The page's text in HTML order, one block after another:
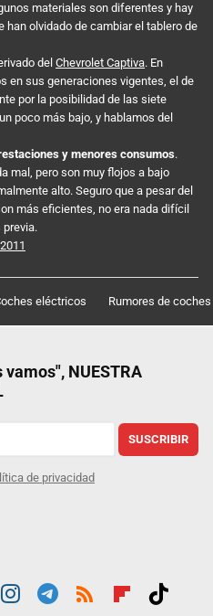
materiales son diferentes y hay
han olvidado de cambiar el tablero de
del Chevrolet Captiva. En
en sus generaciones vigentes, el de
por la posibilidad de las siete
poco más bajo, y hablamos del
y menores consumos.
mal, pero son muy flojos a bajo
alto. Seguro que a pesar del
más eficientes, no era nada difícil
previa.
eléctricos Rumores de coches
vamos", NUESTRA
SUSCRIBIR
de privacidad